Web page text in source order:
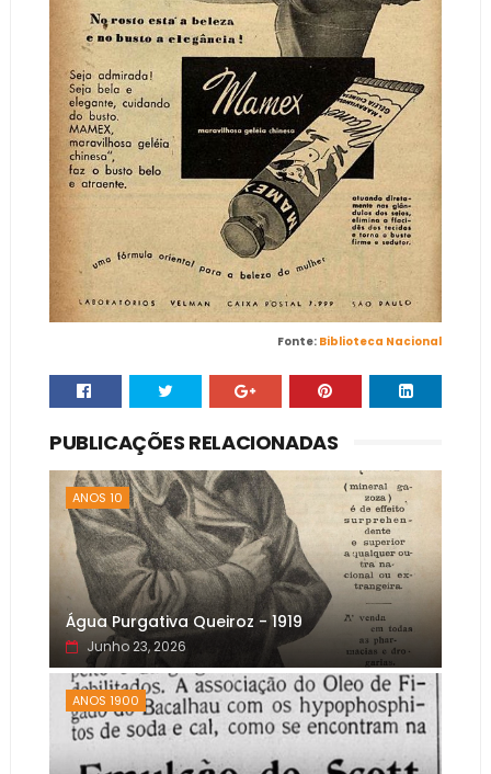
Fonte: Biblioteca Nacional
PUBLICAÇÕES RELACIONADAS
ANOS 10
Água Purgativa Queiroz - 1919
Junho 23, 2026
ANOS 1900